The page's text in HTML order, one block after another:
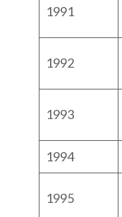
1991
1992
1993
1994
1995